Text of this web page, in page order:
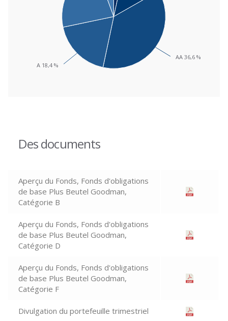
AA 36,6 %
AA 36,6 %
A 18,4 %
A 18,4 %
Des documents
Aperçu du Fonds, Fonds d'obligations
de base Plus Beutel Goodman,
Catégorie B
Aperçu du Fonds, Fonds d'obligations
de base Plus Beutel Goodman,
Catégorie D
Aperçu du Fonds, Fonds d'obligations
de base Plus Beutel Goodman,
Catégorie F
Divulgation du portefeuille trimestriel